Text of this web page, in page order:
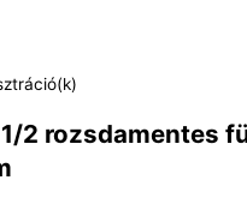
2 rozsdamentes